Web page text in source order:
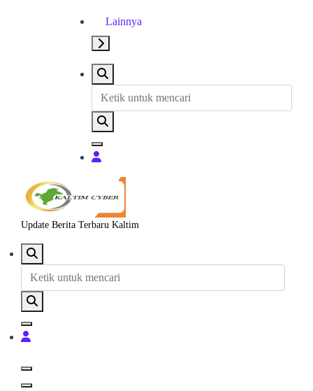
Lainnya
Update Berita Terbaru Kaltim